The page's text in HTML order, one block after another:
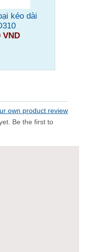
kéo dài
VND
Be the first to